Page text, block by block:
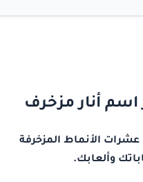
اسم أنار مزخرف
عشرات الأنماط المزخرفة
وألعابك.